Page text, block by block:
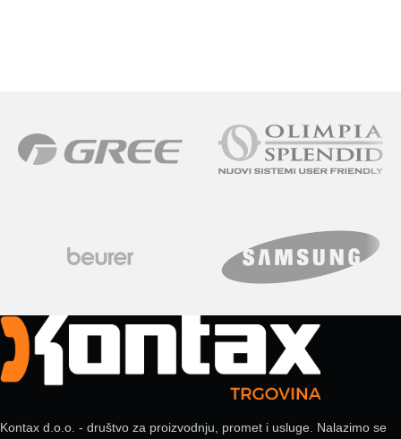
Kontax d.o.o. - društvo za proizvodnju, promet i usluge. Nalazimo se